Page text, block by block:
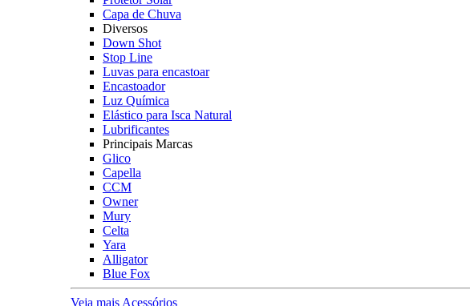
Capa de Chuva
Diversos
Down Shot
Stop Line
Luvas para encastoar
Encastoador
Luz Química
Elástico para Isca Natural
Lubrificantes
Principais Marcas
Glico
Capella
CCM
Owner
Mury
Celta
Yara
Alligator
Blue Fox
Veja mais Acessórios